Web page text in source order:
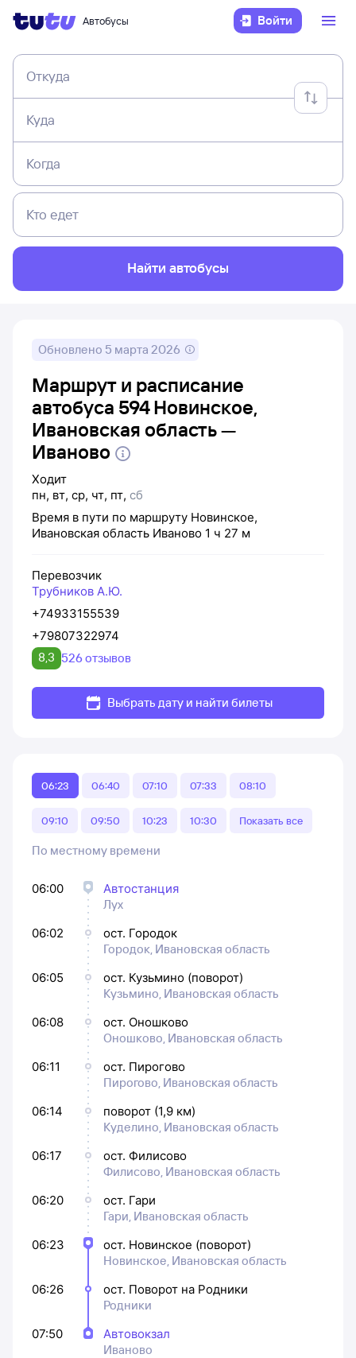
Автобусы Войти
Откуда
Куда
Когда
Кто едет
Найти автобусы
Обновлено 5 марта 2026
Маршрут и расписание
автобуса 594 Новинское,
Ивановская область —
Иваново
Ходит
пн, вт, ср, чт, пт, сб
Время в пути по маршруту Новинское,
Ивановская область Иваново 1 ч 27 м
Перевозчик
Трубников А.Ю.
+74933155539
+79807322974
8,3 526 отзывов
Выбрать дату и найти билеты
06:23 06:40 07:10 07:33 08:10
09:10 09:50 10:23 10:30 Показать все
По местному времени
06:00
Автостанция
Лух
06:02
ост. Городок
Городок, Ивановская область
06:05
ост. Кузьмино (поворот)
Кузьмино, Ивановская область
06:08
ост. Оношково
Оношково, Ивановская область
06:11
ост. Пирогово
Пирогово, Ивановская область
06:14
поворот (1,9 км)
Куделино, Ивановская область
06:17
ост. Филисово
Филисово, Ивановская область
06:20
ост. Гари
Гари, Ивановская область
06:23
ост. Новинское (поворот)
Новинское, Ивановская область
06:26
ост. Поворот на Родники
Родники
07:50
Автовокзал
Иваново